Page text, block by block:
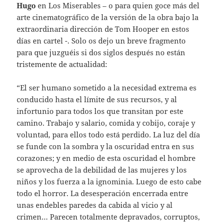
Hugo en Los Miserables – o para quien goce más del
arte cinematográfico de la versión de la obra bajo la
extraordinaria dirección de Tom Hooper en estos
días en cartel -. Solo os dejo un breve fragmento
para que juzguéis si dos siglos después no están
tristemente de actualidad:
“El ser humano sometido a la necesidad extrema es
conducido hasta el límite de sus recursos, y al
infortunio para todos los que transitan por este
camino. Trabajo y salario, comida y cobijo, coraje y
voluntad, para ellos todo está perdido. La luz del día
se funde con la sombra y la oscuridad entra en sus
corazones; y en medio de esta oscuridad el hombre
se aprovecha de la debilidad de las mujeres y los
niños y los fuerza a la ignominia. Luego de esto cabe
todo el horror. La desesperación encerrada entre
unas endebles paredes da cabida al vicio y al
crimen… Parecen totalmente depravados, corruptos,